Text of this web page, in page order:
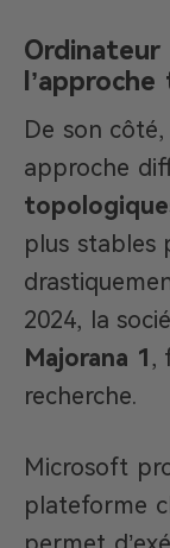
De son côté,
approche
plus stables
2024, la
Majorana 1,
recherche.
Microsoft
plateforme